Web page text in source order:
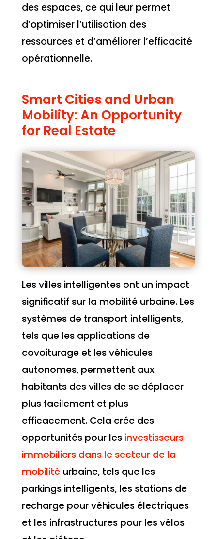
des espaces, ce qui leur permet
d’optimiser l’utilisation des
ressources et d’améliorer l’efficacité
opérationnelle.
Smart Cities and Urban
Mobility: An Opportunity
for Real Estate
Les villes intelligentes ont un impact
significatif sur la mobilité urbaine. Les
systèmes de transport intelligents,
tels que les applications de
covoiturage et les véhicules
autonomes, permettent aux
habitants des villes de se déplacer
plus facilement et plus
efficacement. Cela crée des
opportunités pour les investisseurs
immobiliers dans le secteur de la
mobilitéurbaine, tels que les
parkings intelligents, les stations de
recharge pour véhicules électriques
et les infrastructures pour les vélos